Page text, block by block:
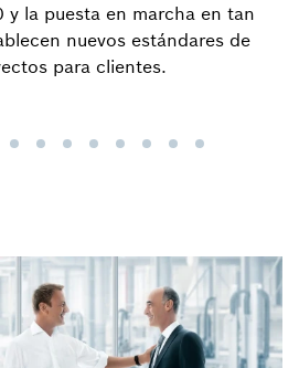
y la puesta en marcha en tan
nuevos estándares de
para clientes.